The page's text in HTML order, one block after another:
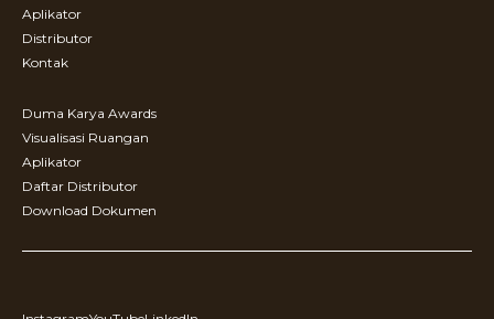
Aplikator
Distributor
Kontak
Duma Karya Awards
Visualisasi Ruangan
Aplikator
Daftar Distributor
Download Dokumen